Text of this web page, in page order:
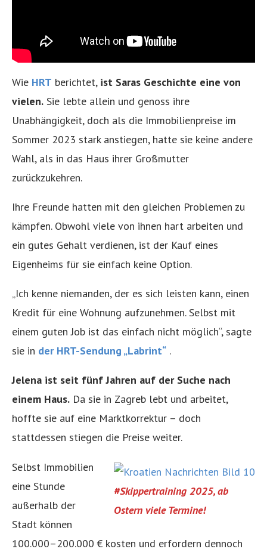
Wie HRT berichtet, ist Saras Geschichte eine von
vielen. Sie lebte allein und genoss ihre
Unabhängigkeit, doch als die Immobilienpreise im
Sommer 2023 stark anstiegen, hatte sie keine andere
Wahl, als in das Haus ihrer Großmutter
zurückzukehren.
Ihre Freunde hatten mit den gleichen Problemen zu
kämpfen. Obwohl viele von ihnen hart arbeiten und
ein gutes Gehalt verdienen, ist der Kauf eines
Eigenheims für sie einfach keine Option.
„Ich kenne niemanden, der es sich leisten kann, einen
Kredit für eine Wohnung aufzunehmen. Selbst mit
einem guten Job ist das einfach nicht möglich“, sagte
sie in der HRT-Sendung „Labrint“ .
Jelena ist seit fünf Jahren auf der Suche nach
einem Haus. Da sie in Zagreb lebt und arbeitet,
hoffte sie auf eine Marktkorrektur – doch
stattdessen stiegen die Preise weiter.
#Skippertraining 2025, ab
Ostern viele Termine!
Selbst Immobilien
eine Stunde
außerhalb der
Stadt können
100.000–200.000 € kosten und erfordern dennoch